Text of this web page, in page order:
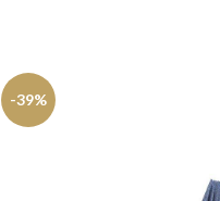
-39%